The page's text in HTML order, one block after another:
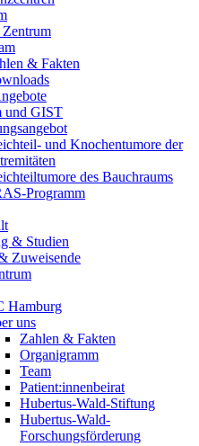
Zentrum
& Fakten
und GIST
und Knochentumore der
des Bauchraums
Programm
& Studien
Zuweisende
Hamburg
uns
Zahlen & Fakten
Organigramm
Team
Patient:innenbeirat
Hubertus-Wald-Stiftung
Hubertus-Wald-
Forschungsförderung